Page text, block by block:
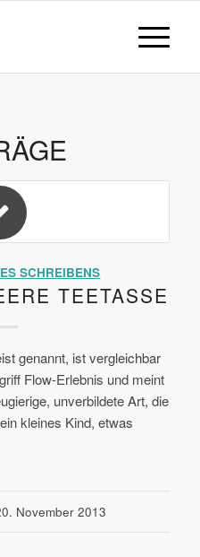
SCHREIBENS
TEETASSE
genannt, ist vergleichbar
Flow-Erlebnis und meint
unverbildete Art, die
kleines Kind, etwas
November 2013